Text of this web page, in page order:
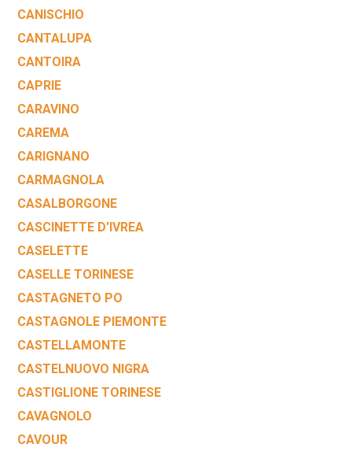
CANISCHIO
CANTALUPA
CANTOIRA
CAPRIE
CARAVINO
CAREMA
CARIGNANO
CARMAGNOLA
CASALBORGONE
CASCINETTE D'IVREA
CASELETTE
CASELLE TORINESE
CASTAGNETO PO
CASTAGNOLE PIEMONTE
CASTELLAMONTE
CASTELNUOVO NIGRA
CASTIGLIONE TORINESE
CAVAGNOLO
CAVOUR